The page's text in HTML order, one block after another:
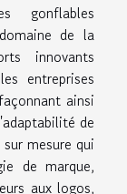
gonflables
de la
innovants
entreprises
ainsi
de
mesure qui
de marque,
aux logos,